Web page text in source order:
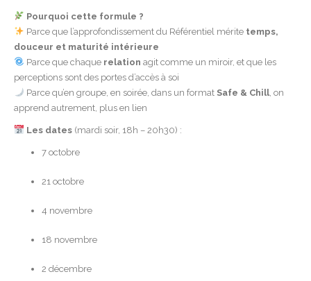
Pourquoi cette formule ?
Parce que l’approfondissement du Référentiel mérite temps,
douceur et maturité intérieure
Parce que chaque relation agit comme un miroir, et que les
perceptions sont des portes d’accès à soi
Parce qu’en groupe, en soirée, dans un format Safe & Chill, on
apprend autrement, plus en lien
Les dates(mardi soir, 18h – 20h30) :
7 octobre
21 octobre
4 novembre
18 novembre
2 décembre